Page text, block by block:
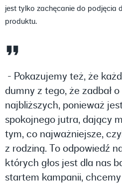
jest tylko zachęcanie do podjęcia
produktu.
- Pokazujemy też, że
dumny z tego, że zadbał o
najbliższych, ponieważ
spokojnego jutra, dający
tym, co najważniejsze,
z rodziną. To odpowiedź
których głos jest dla nas
startem kampanii,